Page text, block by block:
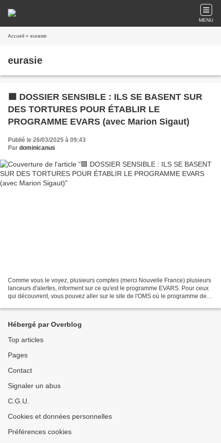
MENU
Accueil » eurasie
eurasie
🟪 DOSSIER SENSIBLE : ILS SE BASENT SUR
DES TORTURES POUR ÉTABLIR LE
PROGRAMME EVARS (avec Marion Sigaut)
Publié le 26/03/2025 à 09:43
Par dominicanus
Comme vous le voyez, plusieurs comptes (merci Nouvelle France) plusieurs
lanceurs d'alertes, informent sur ce qu'est le programme EVARS. Pour ceux
qui découvrent, vous pouvez aller sur le site de l'OMS où le programme de
Hébergé par Overblog
Top articles
Pages
Contact
Signaler un abus
C.G.U.
Cookies et données personnelles
Préférences cookies